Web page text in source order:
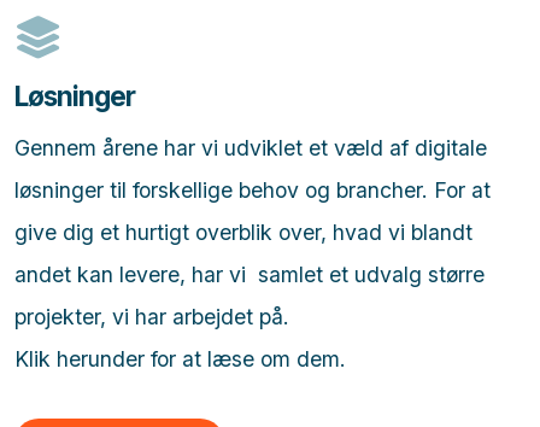
Løsninger
Gennem årene har vi udviklet et væld af digitale
løsninger til forskellige behov og brancher. For at
give dig et hurtigt overblik over, hvad vi blandt
andet kan levere, har vi samlet et udvalg større
projekter, vi har arbejdet på.
Klik herunder for at læse om dem.